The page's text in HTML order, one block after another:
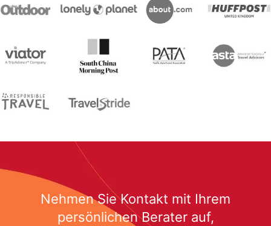
Nehmen Sie Kontakt mit Ihrem
persönlichen Berater auf,